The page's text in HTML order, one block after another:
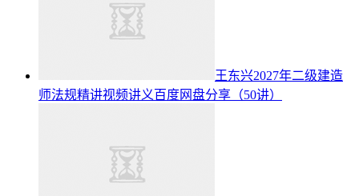
王东兴2027年二级建造
师法规精讲视频讲义百度网盘分享（50讲）